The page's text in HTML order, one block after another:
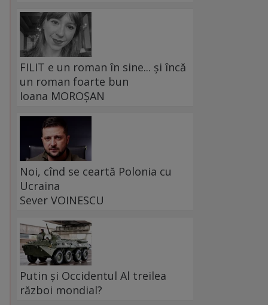
FILIT e un roman în sine... și încă
un roman foarte bun
Ioana MOROȘAN
Noi, cînd se ceartă Polonia cu
Ucraina
Sever VOINESCU
Putin și Occidentul Al treilea
război mondial?